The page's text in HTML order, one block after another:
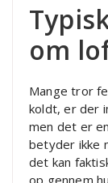
om
Mange tror
koldt, er der
men det er
betyder ikke
det kan
op gennem